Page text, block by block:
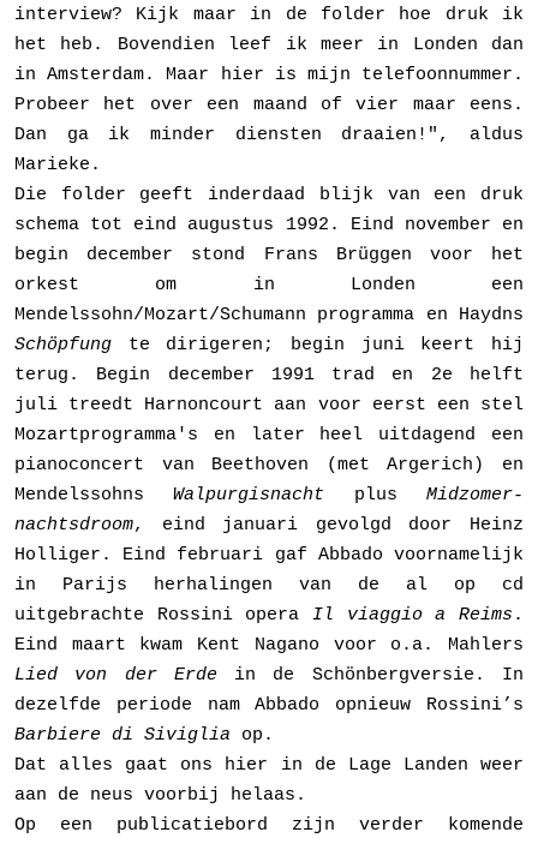
interview? Kijk maar in de folder hoe druk ik
het heb. Bovendien leef ik meer in Londen dan
in Amsterdam. Maar hier is mijn telefoonnummer.
Probeer het over een maand of vier maar eens.
Dan ga ik minder diensten draaien!", aldus
Marieke.
Die folder geeft inderdaad blijk van een druk
schema tot eind augustus 1992. Eind november en
begin december stond Frans Brüggen voor het
orkest om in Londen een
Mendelssohn/Mozart/Schumann programma en Haydns
Schöpfung te dirigeren; begin juni keert hij
terug. Begin december 1991 trad en 2e helft
juli treedt Harnoncourt aan voor eerst een stel
Mozart­programma's en later heel uitdagend een
pianoconcert van Beet­hoven (met Argerich) en
MendelssohnsWalpurgisnacht plusMidzomer­
nachtsdroom, eind januari gevolgd door Heinz
Holliger. Eind februari gaf Abbado voorname­lijk
in Parijs herhalin­gen van de al op cd
uitgebrachte Rossini opera Il viaggio a Reims .
Eind maart kwam Kent Nagano voor o.a. Mahlers
Lied von der Erdein de Schönbergversie. In
dezelfde periode nam Abbado opnieuw Rossini’s
Barbiere di Siviglia op.
Dat alles gaat ons hier in de Lage Landen weer
aan de neus voorbij helaas.
Op een publicatiebord zijn verder komende